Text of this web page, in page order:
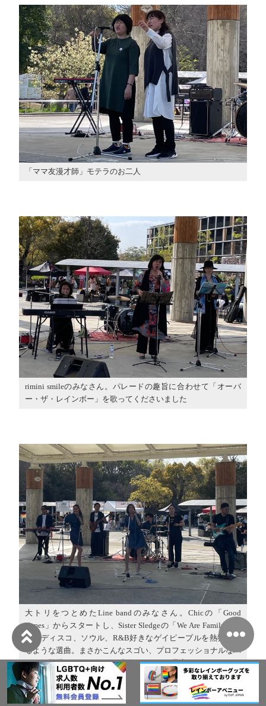
「ママ友漫才師」モテラのお二人
rimini smileのみなさん。パレードの趣旨に合わせて「オーバ
ー・ザ・レインボー」を歌ってくださいました
大トリをつとめたLine bandのみなさん。Chicの「Good
Times」からスタートし、Sister Sledgeの「We Are Family」ま
で、ディスコ、ソウル、R&B好きなゲイピープルを熱狂させ
るような選曲。まさかこんなスゴい、プロフェッショナルなバ
ンドが登場するなんて！と感激しました。最高でした